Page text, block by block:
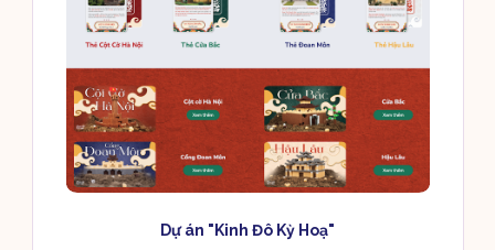
Dự án "Kinh Đô Kỳ Hoạ"